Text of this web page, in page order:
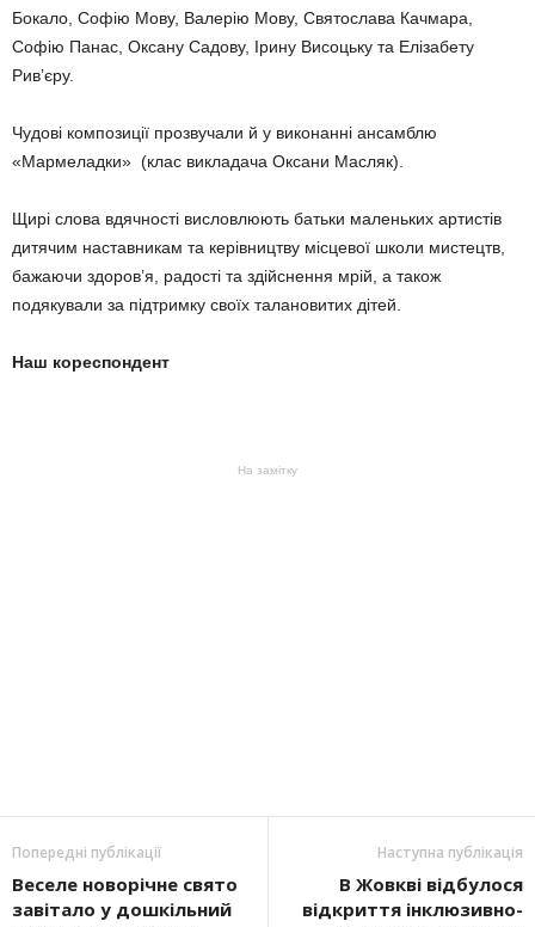
Бокало, Софію Мову, Валерію Мову, Святослава Качмара,
Софію Панас, Оксану Садову, Ірину Висоцьку та Елізабету
Рив’єру.
Чудові композиції прозвучали й у виконанні ансамблю
«Мармеладки» (клас викладача Оксани Масляк).
Щирі слова вдячності висловлюють батьки маленьких артистів
дитячим наставникам та керівництву місцевої школи мистецтв,
бажаючи здоров’я, радості та здійснення мрій, а також
подякували за підтримку своїх талановитих дітей.
Наш кореспондент
На замітку
Попередні публікації
Веселе новорічне свято
завітало у дошкільний
Наступна публікація
В Жовкві відбулося
відкриття інклюзивно-